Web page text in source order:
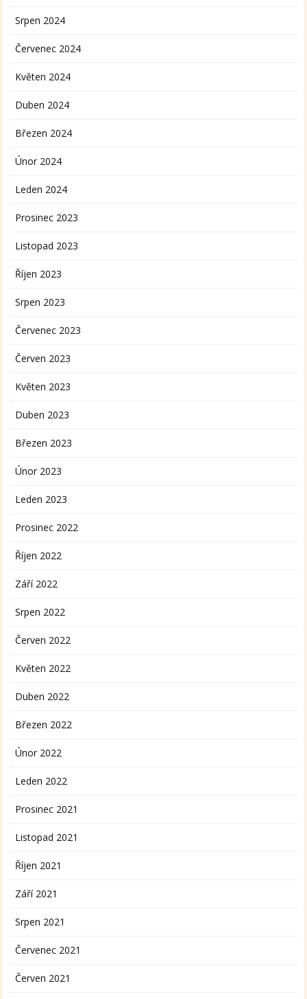
Srpen 2024
Červenec 2024
Květen 2024
Duben 2024
Březen 2024
Únor 2024
Leden 2024
Prosinec 2023
Listopad 2023
Říjen 2023
Srpen 2023
Červenec 2023
Červen 2023
Květen 2023
Duben 2023
Březen 2023
Únor 2023
Leden 2023
Prosinec 2022
Říjen 2022
Září 2022
Srpen 2022
Červen 2022
Květen 2022
Duben 2022
Březen 2022
Únor 2022
Leden 2022
Prosinec 2021
Listopad 2021
Říjen 2021
Září 2021
Srpen 2021
Červenec 2021
Červen 2021